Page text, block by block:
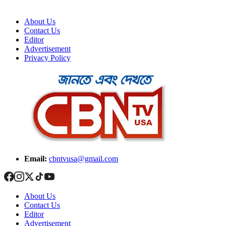
About Us
Contact Us
Editor
Advertisement
Privacy Policy
Email: cbntvusa@gmail.com
About Us
Contact Us
Editor
Advertisement